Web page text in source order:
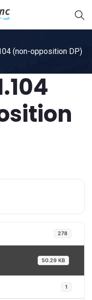
(non-opposition DP)
278
50.29 KB
1